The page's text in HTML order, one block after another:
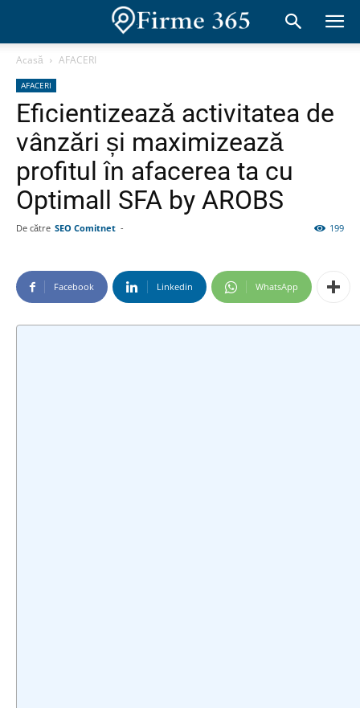
Acasă AFACERI
AFACERI
Eficientizează activitatea de
vânzări și maximizează
profitul în afacerea ta cu
Optimall SFA by AROBS
De către SEO Comitnet - 199
Facebook Linkedin WhatsApp